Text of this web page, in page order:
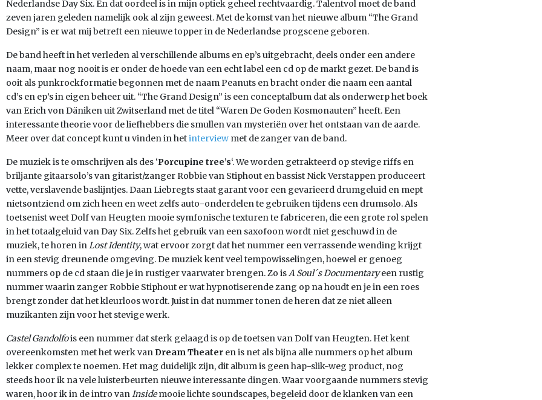
Nederlandse Day Six. En dat oordeel is in mijn optiek geheel rechtvaardig. Talentvol moet de band
zeven jaren geleden namelijk ook al zijn geweest. Met de komst van het nieuwe album “The Grand
Design” is er wat mij betreft een nieuwe topper in de Nederlandse progscene geboren.
De band heeft in het verleden al verschillende albums en ep’s uitgebracht, deels onder een andere
naam, maar nog nooit is er onder de hoede van een echt label een cd op de markt gezet. De band is
ooit als punkrockformatie begonnen met de naam Peanuts en bracht onder die naam een aantal
cd’s en ep’s in eigen beheer uit. “The Grand Design” is een conceptalbum dat als onderwerp het boek
van Erich von Däniken uit Zwitserland met de titel “Waren De Goden Kosmonauten” heeft. Een
interessante theorie voor de liefhebbers die smullen van mysteriën over het ontstaan van de aarde.
Meer over dat concept kunt u vinden in hetinterview met de zanger van de band.
De muziek is te omschrijven als des ‘Porcupine tree’s‘. We worden getrakteerd op stevige riffs en
briljante gitaarsolo’s van gitarist/zanger Robbie van Stiphout en bassist Nick Verstappen produceert
vette, verslavende baslijntjes. Daan Liebregts staat garant voor een gevarieerd drumgeluid en mept
nietsontziend om zich heen en weet zelfs auto-onderdelen te gebruiken tijdens een drumsolo. Als
toetsenist weet Dolf van Heugten mooie symfonische texturen te fabriceren, die een grote rol spelen
in het totaalgeluid van Day Six. Zelfs het gebruik van een saxofoon wordt niet geschuwd in de
muziek, te horen inLost Identity, wat ervoor zorgt dat het nummer een verrassende wending krijgt
in een stevig dreunende omgeving. De muziek kent veel tempowisselingen, hoewel er genoeg
nummers op de cd staan die je in rustiger vaarwater brengen. Zo isA Soul´s Documentaryeen rustig
nummer waarin zanger Robbie Stiphout er wat hypnotiserende zang op na houdt en je in een roes
brengt zonder dat het kleurloos wordt. Juist in dat nummer tonen de heren dat ze niet alleen
muzikanten zijn voor het stevige werk.
Castel Gandolfois een nummer dat sterk gelaagd is op de toetsen van Dolf van Heugten. Het kent
overeenkomsten met het werk van Dream Theater en is net als bijna alle nummers op het album
lekker complex te noemen. Het mag duidelijk zijn, dit album is geen hap-slik-weg product, nog
steeds hoor ik na vele luisterbeurten nieuwe interessante dingen. Waar voorgaande nummers stevig
waren, hoor ik in de intro vanInsidemooie lichte soundscapes, begeleid door de klanken van een